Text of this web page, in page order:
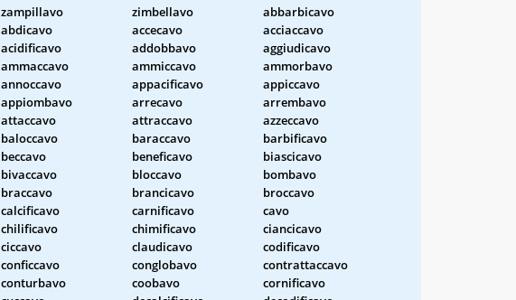
zampillavo zimbellavo
abbarbicavo
abdicavo accecavo
acciaccavo
acidificavo addobbavo
aggiudicavo
ammaccavo ammiccavo
ammorbavo
annoccavo appacificavo
appiccavo
appiombavo arrecavo
arrembavo
attaccavo attraccavo
azzeccavo
baloccavo baraccavo
barbificavo
beccavo beneficavo
biascicavo
bivaccavo bloccavo
bombavo
braccavo brancicavo
broccavo
calcificavo carnificavo
cavo
chilificavo chimificavo
ciancicavo
ciccavo claudicavo
codificavo
conficcavo conglobavo
contrattaccavo
conturbavo coobavo
cornificavo